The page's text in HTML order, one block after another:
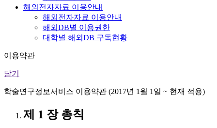
해외전자자료 이용안내
해외전자자료 이용안내
해외DB별 이용권한
대학별 해외DB 구독현황
이용약관
닫기
학술연구정보서비스 이용약관 (2017년 1월 1일 ~ 현재 적용)
제 1 장 총칙